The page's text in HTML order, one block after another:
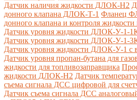
Датчик наличия жидкости ДЛОК-Н2
донного клапана ДЛОК-Т-1 Фланец
донного клапана и контроля
Датчик уровня жидкости ДЛОК-У-1-
Датчик уровня жидкости ДЛОК-У-1-
Датчик уровня жидкости ДЛОК-У-1 с
Датчик уровня пропан-бутана для
жидкости для топливозаправщика
жидкости ДЛОК-Н2 Датчик
съема сигнала ДСС цифровой для
Датчик съема сигнала ДСС